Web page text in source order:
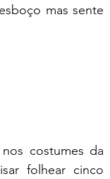
mas sente
costumes da
folhear cinco